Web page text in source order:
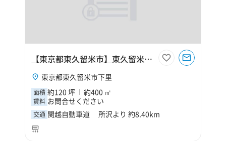
【東京都東久留米市】東久留米市下里3丁目120坪倉庫
東京都東久留米市下里
面積 約120 坪 約400 ㎡
賃料 お問合せください
交通 関越自動車道 所沢より 約8.40km